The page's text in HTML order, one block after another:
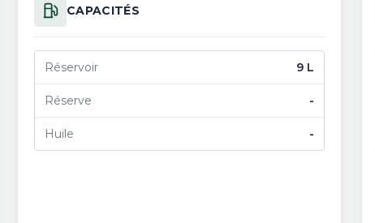
CAPACITÉS
Réservoir 9 L
Réserve -
Huile -